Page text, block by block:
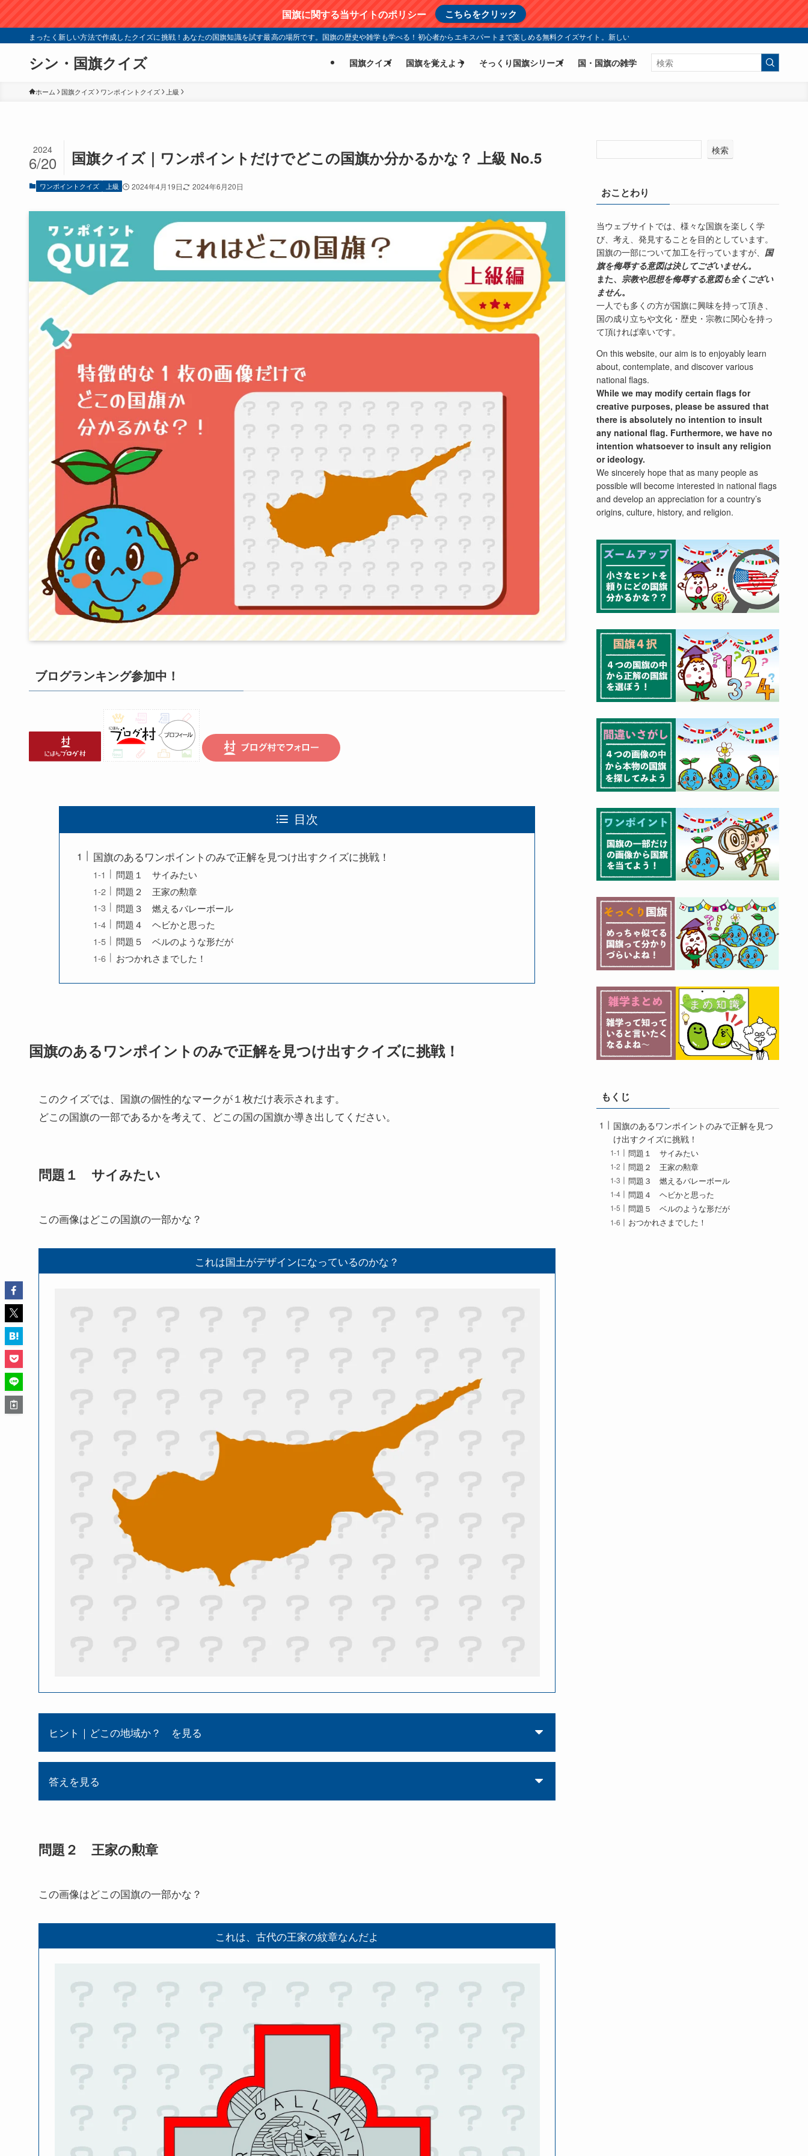
国旗に関する当サイトのポリシー こちらをクリック
まったく新しい方法で作成したクイズに挑戦！あなたの国旗知識を試す最高の場所です。国旗の歴史や雑学も学べる！初心者からエキスパートまで楽しめる無料クイズサイト。新しい国旗クイズの楽しみ方を今すぐ体験！ | シン・国旗ク
シン・国旗クイズ 国旗クイズ 国旗を覚えよう そっくり国旗シリーズ 国・国旗の雑学
ホーム 国旗クイズ ワンポイントクイズ 上級
国旗クイズ｜ワンポイントだけでどこの国旗か分かるかな？ 上級 No.5
2024
6/20
ワンポイントクイズ 上級 2024年4月19日 2024年6月20日
ブログランキング参加中！
目次
国旗のあるワンポイントのみで正解を見つけ出すクイズに挑戦！
問題１ サイみたい
問題２ 王家の勲章
問題３ 燃えるバレーボール
問題４ ヘビかと思った
問題５ ベルのような形だが
おつかれさまでした！
国旗のあるワンポイントのみで正解を見つけ出すクイズに挑戦！
このクイズでは、国旗の個性的なマークが１枚だけ表示されます。
どこの国旗の一部であるかを考えて、どこの国の国旗か導き出してください。
問題１ サイみたい
この画像はどこの国旗の一部かな？
これは国土がデザインになっているのかな？
ヒント｜どこの地域か？ を見る
答えを見る
問題２ 王家の勲章
この画像はどこの国旗の一部かな？
これは、古代の王家の紋章なんだよ
検索
おことわり
当ウェブサイトでは、様々な国旗を楽しく学
び、考え、発見することを目的としています。
国旗の一部について加工を行っていますが、 国
旗を侮辱する意図は決してございません。
また、 宗教や思想を侮辱する意図も全くござい
ません。
一人でも多くの方が国旗に興味を持って頂き、
国の成り立ちや文化・歴史・宗教に関心を持っ
て頂ければ幸いです。
On this website, our aim is to enjoyably learn
about, contemplate, and discover various
national flags.
While we may modify certain flags for
creative purposes, please be assured that
there is absolutely no intention to insult
any national flag. Furthermore, we have no
intention whatsoever to insult any religion
or ideology.
We sincerely hope that as many people as
possible will become interested in national flags
and develop an appreciation for a country’s
origins, culture, history, and religion.
もくじ
国旗のあるワンポイントのみで正解を見つ
け出すクイズに挑戦！
問題１ サイみたい
問題２ 王家の勲章
問題３ 燃えるバレーボール
問題４ ヘビかと思った
問題５ ベルのような形だが
おつかれさまでした！